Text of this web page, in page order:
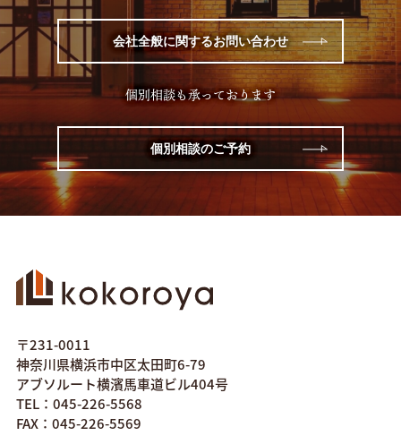
会社全般に関するお問い合わせ
個別相談も承っております
個別相談のご予約
〒231-0011
神奈川県横浜市中区太田町6-79
アブソルート横濱馬車道ビル404号
TEL：045-226-5568
FAX：045-226-5569